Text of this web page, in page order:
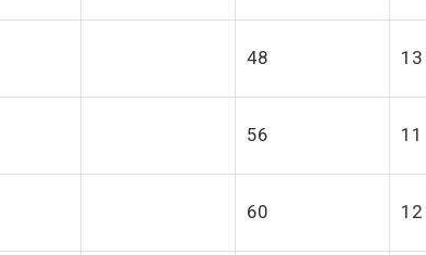
48 13
56 11
60 12